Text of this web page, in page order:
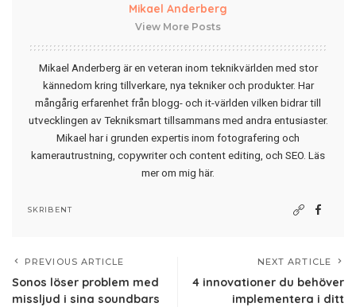
Mikael Anderberg
View More Posts
Mikael Anderberg är en veteran inom teknikvärlden med stor
kännedom kring tillverkare, nya tekniker och produkter. Har
mångårig erfarenhet från blogg- och it-världen vilken bidrar till
utvecklingen av Tekniksmart tillsammans med andra entusiaster.
Mikael har i grunden expertis inom fotografering och
kamerautrustning, copywriter och content editing, och SEO. Läs
mer om mig här.
SKRIBENT
PREVIOUS ARTICLE
Sonos löser problem med
missljud i sina soundbars
NEXT ARTICLE
4 innovationer du behöver
implementera i ditt